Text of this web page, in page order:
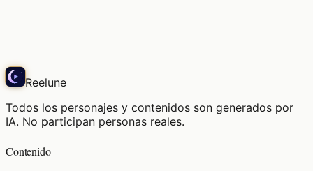
Reelune
Todos los personajes y contenidos son generados por
IA. No participan personas reales.
Contenido